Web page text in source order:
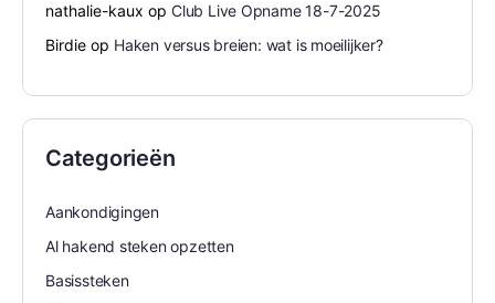
nathalie-kaux op Club Live Opname 18-7-2025
Birdie op Haken versus breien: wat is moeilijker?
Categorieën
Aankondigingen
Al hakend steken opzetten
Basissteken